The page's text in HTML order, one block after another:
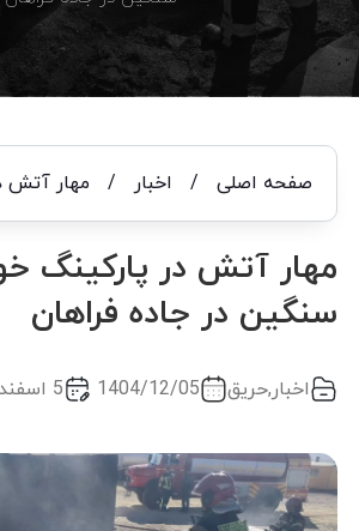
صفحه اصلی/ اخبار / مهار آتش در پارکینگ
مهار آتش در پارکینگ
سنگین در جاده فراهان
اخبار,حریق 1404/12/05 5 اسفند 1404